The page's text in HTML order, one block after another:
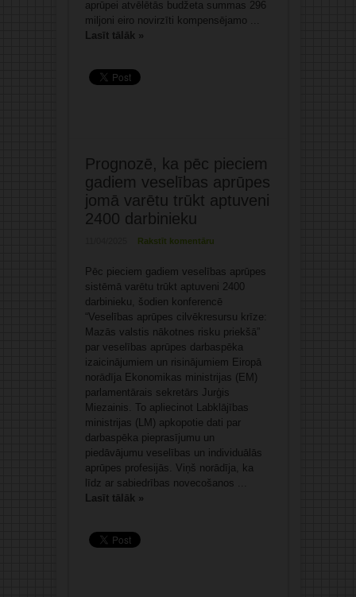
aprūpei atvēlētās budžeta summas 296
miljoni eiro novirzīti kompensējamo ...
Lasīt tālāk »
Prognozē, ka pēc pieciem
gadiem veselības aprūpes
jomā varētu trūkt aptuveni
2400 darbinieku
Rakstīt komentāru
Pēc pieciem gadiem veselības aprūpes
sistēmā varētu trūkt aptuveni 2400
darbinieku, šodien konferencē
“Veselības aprūpes cilvēkresursu krīze:
Mazās valstis nākotnes risku priekšā”
par veselības aprūpes darbaspēka
izaicinājumiem un risinājumiem Eiropā
norādīja Ekonomikas ministrijas (EM)
parlamentārais sekretārs Jurģis
Miezainis. To apliecinot Labklājības
ministrijas (LM) apkopotie dati par
darbaspēka pieprasījumu un
piedāvājumu veselības un individuālās
aprūpes profesijās. Viņš norādīja, ka
līdz ar sabiedrības novecošanos ...
Lasīt tālāk »